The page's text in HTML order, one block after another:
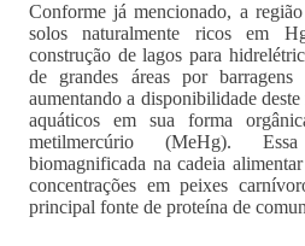
Conforme já mencionado, a
solos naturalmente ricos em
construção de lagos para
de grandes áreas por barragens
aumentando a disponibilidade deste
aquáticos em sua forma
metilmercúrio (MeHg).
biomagnificada na cadeia
concentrações em peixes
principal fonte de proteína de